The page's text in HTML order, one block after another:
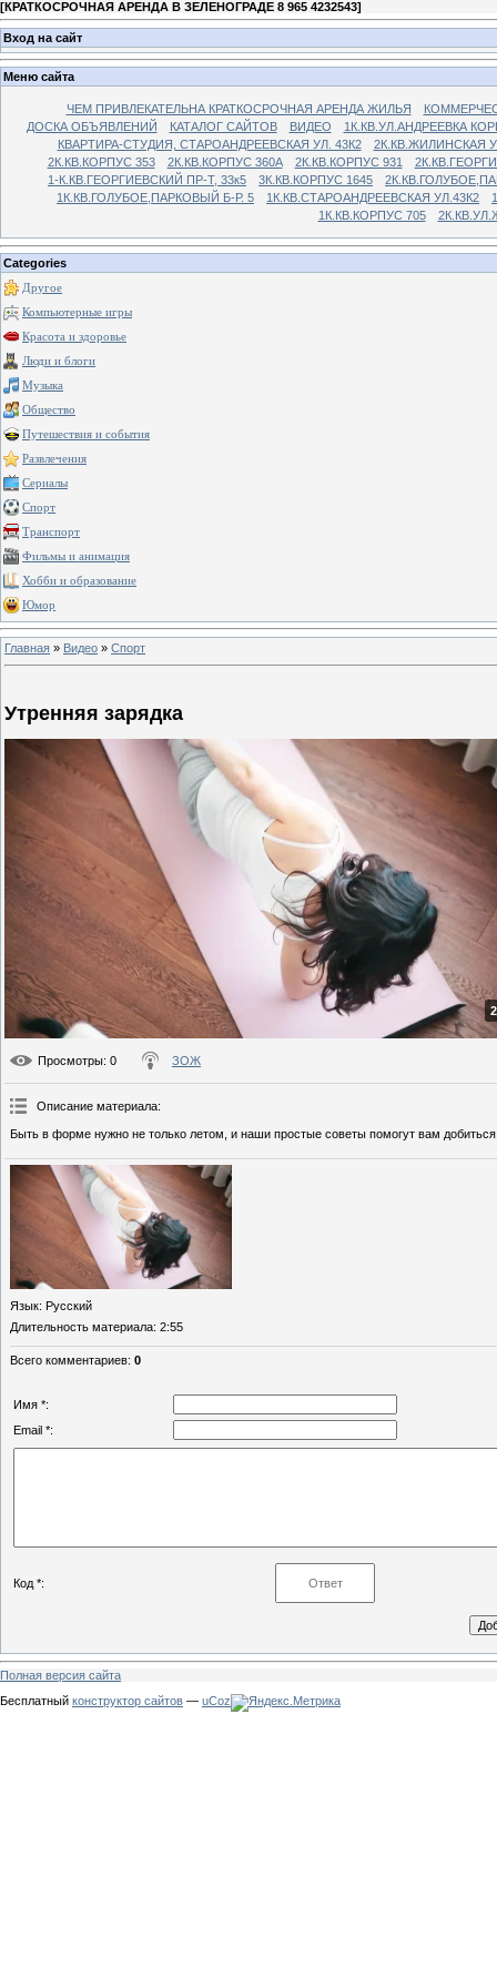
[КРАТКОСРОЧНАЯ АРЕНДА В ЗЕЛЕНОГРАДЕ 8 965 4232543]
Вход на сайт
Меню сайта
ЧЕМ ПРИВЛЕКАТЕЛЬНА КРАТКОСРОЧНАЯ АРЕНДА ЖИЛЬЯ
ДОСКА ОБЪЯВЛЕНИЙ
КАТАЛОГ САЙТОВ ВИДЕО
1К.КВ.УЛ.АНДРЕЕВКА
КВАРТИРА-СТУДИЯ, СТАРОАНДРЕЕВСКАЯ УЛ. 43К2
2К.КВ.ЖИЛИНСКАЯ
2К.КВ.КОРПУС 353
2К.КВ.КОРПУС 360А 2К.КВ.КОРПУС 931
1-К.КВ.ГЕОРГИЕВСКИЙ ПР-Т, 33к5
3К.КВ.КОРПУС 1645
1К.КВ.ГОЛУБОЕ,ПАРКОВЫЙ Б-Р. 5
1К.КВ.СТАРОАНДРЕЕВСКАЯ УЛ.43К2
1К.КВ.КОРПУС 705
Categories
Другое
Компьютерные игры
Красота и здоровье
Люди и блоги
Музыка
Общество
Путешествия и события
Развлечения
Сериалы
Спорт
Транспорт
Фильмы и анимация
Хобби и образование
Юмор
Главная » Видео » Спорт
Утренняя зарядка
Просмотры: 0 ЗОЖ
Описание материала:
Быть в форме нужно не только летом, и наши простые советы помогут вам добиться
Язык: Русский
Длительность материала: 2:55
Всего комментариев: 0
Имя *:
Email *:
Код *:
Полная версия сайта
Бесплатный конструктор сайтов — uCoz